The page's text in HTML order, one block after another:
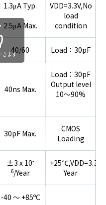
1.3μA Typ.
2.5μA Max.
VDD=3.3V,No
load
condition
40/60 Load：30pF
40ns Max.
Load：30pF
Output level
10～90%
30pF Max.
CMOS
Loading
±3 x 10-
6/Year
Year
-40 〜 +85ºC
きます